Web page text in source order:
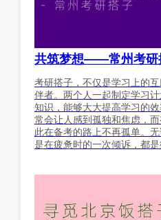
共筑梦想——常州考研
考研搭子，不仅是学习上的
伴者。两个人一起制定学习
知识，能够大大提高学习的
常会让人感到孤独和焦虑，
此在备考的路上不再孤单。
是在疲惫时的一次倾诉，都是